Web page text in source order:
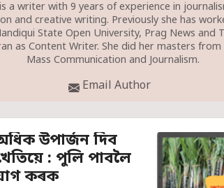
a writer with 9 years of experience in
and creative writing. Previously she has
State Open University, Prag News and
as Content Writer. She did her masters
Mass Communication and Journalism.
Email Author
উপাৰ্জন দিব
: পুলি পাবলৈ
কৰক